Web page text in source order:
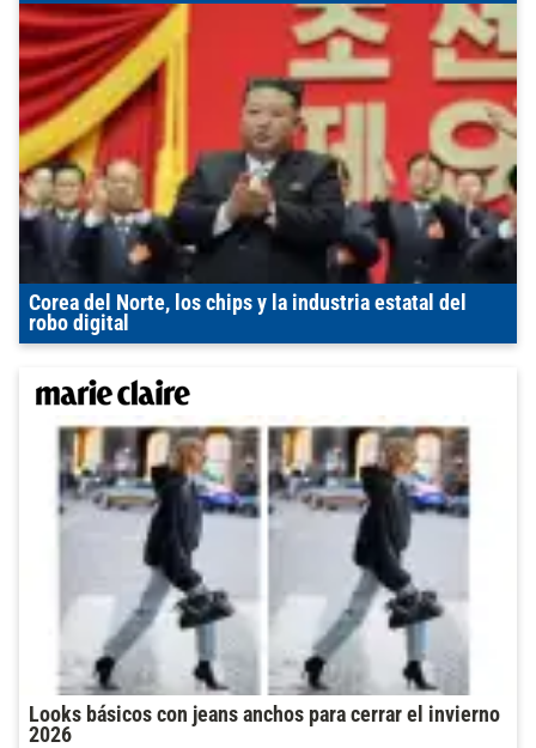
Corea del Norte, los chips y la industria estatal del
robo digital
Looks básicos con jeans anchos para cerrar el invierno
2026